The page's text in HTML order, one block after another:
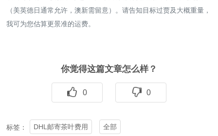
（美英德日通常允许，澳新需留意）。请告知目标过贾及大概重量，
我可为您估算更景准的运费。
你觉得这篇文章怎么样？
0 0
标签： DHL邮寄茶叶费用 全部